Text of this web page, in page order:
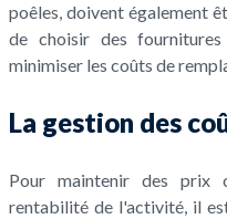
poêles, doivent également
de choisir des
minimiser les coûts de
La gestion des
Pour maintenir des prix
rentabilité de l'activité, il